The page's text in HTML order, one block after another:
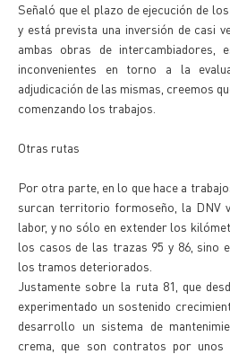
Señaló que el plazo de ejecución de
y está prevista una inversión de casi
ambas obras de intercambiadores,
inconvenientes en torno a la
adjudicación de las mismas, creemos
comenzando los trabajos.
Otras rutas
Por otra parte, en lo que hace a
surcan territorio formoseño, la DNV
labor, y no sólo en extender los
los casos de las trazas 95 y 86, sino
los tramos deteriorados.
Justamente sobre la ruta 81, que
experimentado un sostenido
desarrollo un sistema de
crema, que son contratos por unos